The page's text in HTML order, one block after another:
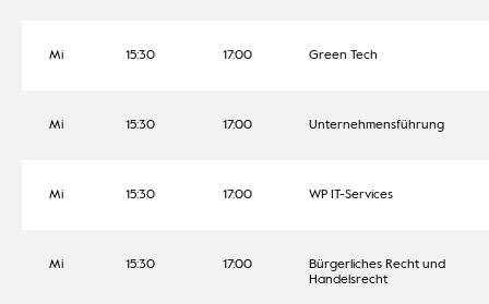
Mi 15:30 17:00 Green Tech
Mi 15:30 17:00 Unternehmensführung
Mi 15:30 17:00 WP IT-Services
Mi 15:30 17:00
Bürgerliches Recht und
Handelsrecht